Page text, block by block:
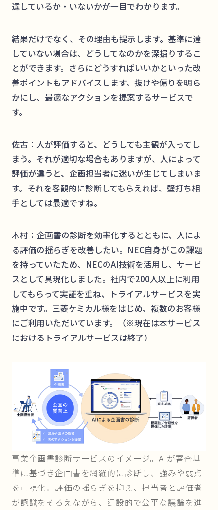
達しているか・いないかが一目でわかります。
結果だけでなく、その理由も提示します。基準に達
していない場合は、どうしてなのかを深掘りするこ
とができます。さらにどうすればいいかといった改
善ポイントもアドバイスします。抜けや偏りを明ら
かにし、最適なアクションを提案するサービスで
す。
佐古：人が評価すると、どうしても主観が入ってし
まう。それが適切な場合もありますが、人によって
評価が違うと、企画担当者に迷いが生じてしまいま
す。それを客観的に診断してもらえれば、壁打ち相
手としては最適ですね。
木村：企画書の診断を効率化するとともに、人によ
る評価の揺らぎを改善したい。NEC自身がこの課題
を持っていたため、NECのAI技術を活用し、サービ
スとして具現化しました。社内で200人以上に利用
してもらって実証を重ね、トライアルサービスを実
施中です。三菱ケミカル様をはじめ、複数のお客様
にご利用いただいています。（※現在は本サービス
におけるトライアルサービスは終了）
事業企画書診断サービスのイメージ。AIが審査基
準に基づき企画書を網羅的に診断し、強みや弱点
を可視化。評価の揺らぎを抑え、担当者と評価者
が認識をそろえながら、建設的で公平な議論を進